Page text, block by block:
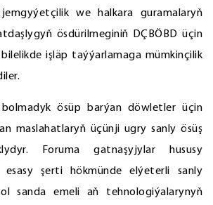
we halkara guramalaryň
ösdürilmeginiň DÇBÖBD üçin
işläp taýýarlamaga mümkinçilik
bolmadyk ösüp barýan döwletler üçin
maslahatlaryň üçünji ugry sanly ösüş
Foruma gatnaşyjylar hususy
esasy şerti hökmünde elýeterli sanly
sanda emeli aň tehnologiýalarynyň